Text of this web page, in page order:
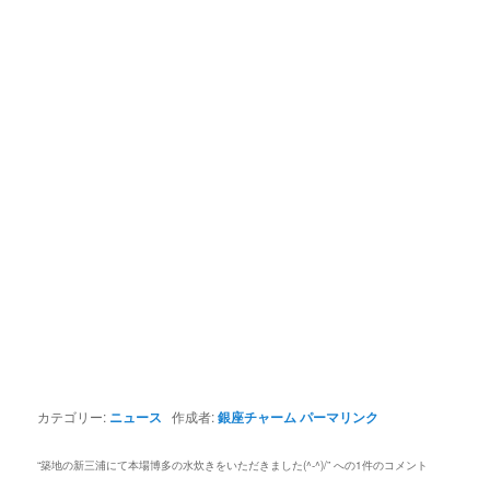
カテゴリー: ニュース 作成者:銀座チャームパーマリンク
“築地の新三浦にて本場博多の水炊きをいただきました(^-^)/” への1件のコメント